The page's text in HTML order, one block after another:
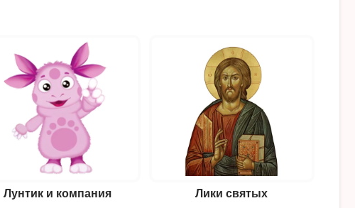
Лунтик и компания Лики святых